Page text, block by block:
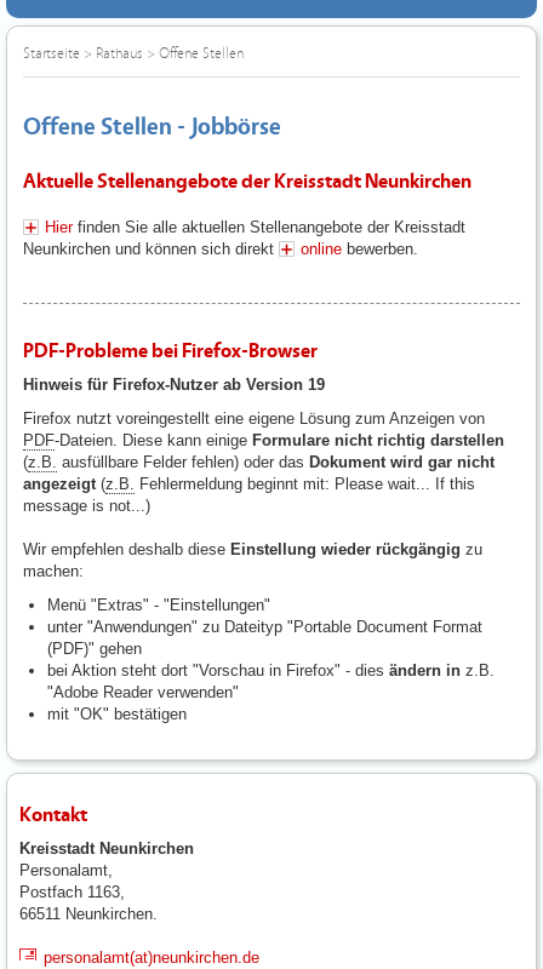
Startseite > Rathaus > Offene Stellen
Offene Stellen - Jobbörse
Aktuelle Stellenangebote der Kreisstadt Neunkirchen
Hierfinden Sie alle aktuellen Stellenangebote der Kreisstadt
Neunkirchen und können sich direkt
online bewerben.
PDF-Probleme bei Firefox-Browser
Hinweis für Firefox-Nutzer ab Version 19
Firefox nutzt voreingestellt eine eigene Lösung zum Anzeigen von
PDF-Dateien. Diese kann einige Formulare nicht richtig darstellen
(z.B. ausfüllbare Felder fehlen) oder das Dokument wird gar nicht
angezeigt (z.B.
Fehlermeldung beginnt mit: Please wait... If this
message is not...)
Wir empfehlen deshalb diese Einstellung wieder rückgängig zu
machen:
Menü "Extras" - "Einstellungen"
unter "Anwendungen" zu Dateityp "Portable Document Format
(PDF)" gehen
bei Aktion steht dort "Vorschau in Firefox" - dies ändern in z.B.
"Adobe Reader verwenden"
mit "OK" bestätigen
Kontakt
Kreisstadt Neunkirchen
Personalamt,
Postfach 1163,
66511 Neunkirchen.
personalamt(at)neunkirchen.de